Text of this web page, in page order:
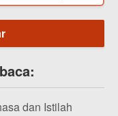
dan Istilah